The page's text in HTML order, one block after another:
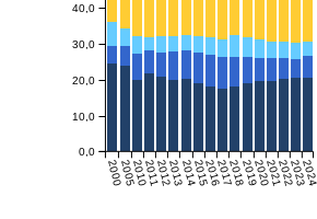
20002005201020112012201320142015201620172018201920202021202220232024
0,0
10,0
20,0
30,0
40,0